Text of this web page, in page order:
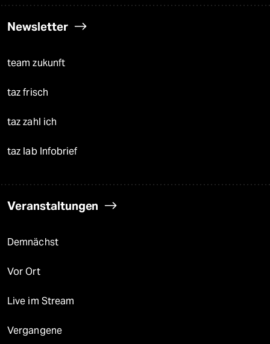
Newsletter
team zukunft
taz frisch
taz zahl ich
taz lab Infobrief
Veranstaltungen
Demnächst
Vor Ort
Live im Stream
Vergangene